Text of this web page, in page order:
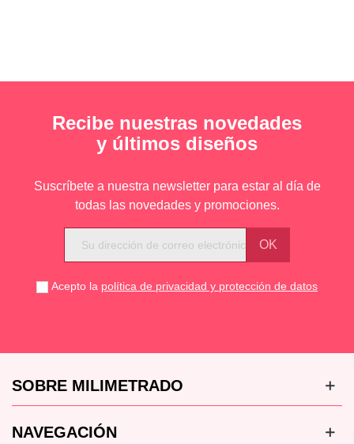
Recibe nuestras novedades
y últimos diseños
Suscríbete a nuestra newsletter para estar al día de
todas las novedades y promociones.
Acepto la política de privacidad y protección de datos
SOBRE MILIMETRADO
NAVEGACIÓN